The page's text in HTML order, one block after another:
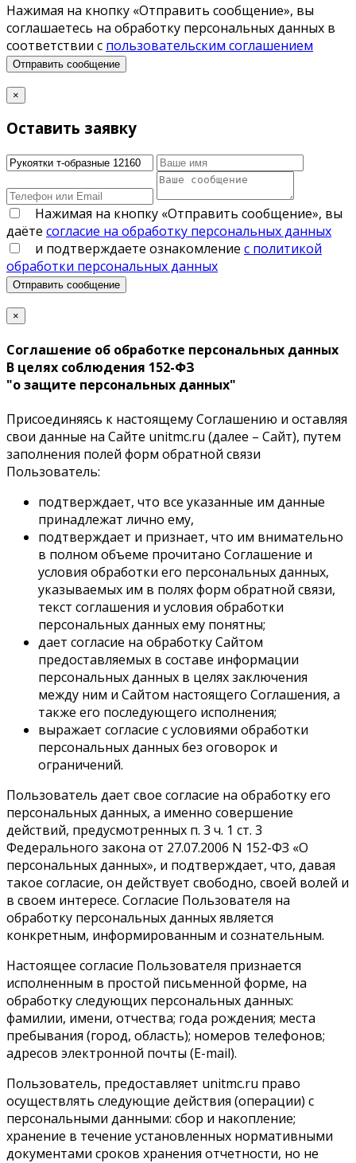
Нажимая на кнопку «Отправить сообщение», вы
соглашаетесь на обработку персональных данных в
соответствии с пользовательским соглашением
Отправить сообщение
×
Оставить заявку
Нажимая на кнопку «Отправить сообщение», вы
даёте согласие на обработку персональных данных
и подтверждаете ознакомление с политикой
обработки персональных данных
Отправить сообщение
×
Соглашение об обработке персональных данных
В целях соблюдения 152-ФЗ
"о защите персональных данных"
Присоединяясь к настоящему Соглашению и оставляя
свои данные на Сайте unitmc.ru (далее – Сайт), путем
заполнения полей форм обратной связи
Пользователь:
подтверждает, что все указанные им данные
принадлежат лично ему,
подтверждает и признает, что им внимательно
в полном объеме прочитано Соглашение и
условия обработки его персональных данных,
указываемых им в полях форм обратной связи,
текст соглашения и условия обработки
персональных данных ему понятны;
дает согласие на обработку Сайтом
предоставляемых в составе информации
персональных данных в целях заключения
между ним и Сайтом настоящего Соглашения, а
также его последующего исполнения;
выражает согласие с условиями обработки
персональных данных без оговорок и
ограничений.
Пользователь дает свое согласие на обработку его
персональных данных, а именно совершение
действий, предусмотренных п. 3 ч. 1 ст. 3
Федерального закона от 27.07.2006 N 152-ФЗ «О
персональных данных», и подтверждает, что, давая
такое согласие, он действует свободно, своей волей и
в своем интересе. Согласие Пользователя на
обработку персональных данных является
конкретным, информированным и сознательным.
Настоящее согласие Пользователя признается
исполненным в простой письменной форме, на
обработку следующих персональных данных:
фамилии, имени, отчества; года рождения; места
пребывания (город, область); номеров телефонов;
адресов электронной почты (E-mail).
Пользователь, предоставляет unitmc.ru право
осуществлять следующие действия (операции) с
персональными данными: сбор и накопление;
хранение в течение установленных нормативными
документами сроков хранения отчетности, но не